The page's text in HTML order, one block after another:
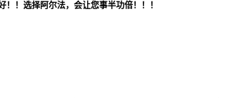
！选择阿尔法，会让您事半功倍！！！